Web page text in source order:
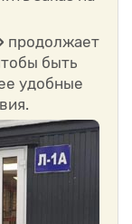
продолжает
быть
удобные